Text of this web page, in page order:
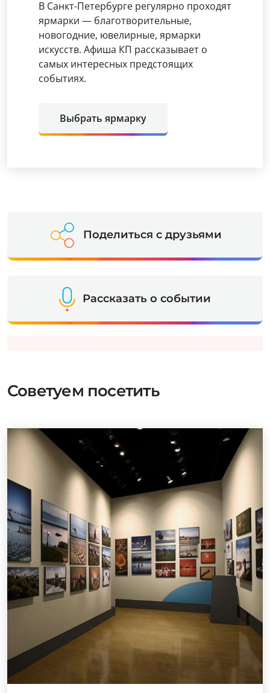
В Санкт-Петербурге регулярно проходят
ярмарки — благотворительные,
новогодние, ювелирные, ярмарки
искусств. Афиша КП рассказывает о
самых интересных предстоящих
событиях.
Выбрать ярмарку
Поделиться с друзьями
Рассказать о событии
Советуем посетить